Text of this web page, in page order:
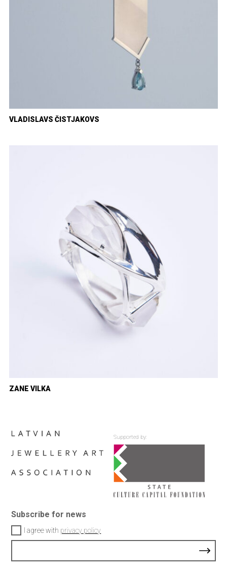
VLADISLAVS ČISTJAKOVS
ZANE VILKA
Supported by:
Subscribe for news
I agree with privacy policy